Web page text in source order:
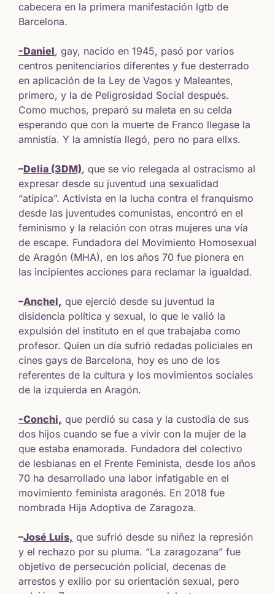
cabecera en la primera manifestación lgtb de
Barcelona.
-Daniel, gay, nacido en 1945, pasó por varios
centros penitenciarios diferentes y fue desterrado
en aplicación de la Ley de Vagos y Maleantes,
primero, y la de Peligrosidad Social después.
Como muchos, preparó su maleta en su celda
esperando que con la muerte de Franco llegase la
amnistía. Y la amnistía llegó, pero no para ellxs.
–Delia (3DM), que se vio relegada al ostracismo al
expresar desde su juventud una sexualidad
“atípica”. Activista en la lucha contra el franquismo
desde las juventudes comunistas, encontró en el
feminismo y la relación con otras mujeres una vía
de escape. Fundadora del Movimiento Homosexual
de Aragón (MHA), en los años 70 fue pionera en
las incipientes acciones para reclamar la igualdad.
–Anchel, que ejerció desde su juventud la
disidencia política y sexual, lo que le valió la
expulsión del instituto en el que trabajaba como
profesor. Quien un día sufrió redadas policiales en
cines gays de Barcelona, hoy es uno de los
referentes de la cultura y los movimientos sociales
de la izquierda en Aragón.
-Conchi, que perdió su casa y la custodia de sus
dos hijos cuando se fue a vivir con la mujer de la
que estaba enamorada. Fundadora del colectivo
de lesbianas en el Frente Feminista, desde los años
70 ha desarrollado una labor infatigable en el
movimiento feminista aragonés. En 2018 fue
nombrada Hija Adoptiva de Zaragoza.
–José Luis, que sufrió desde su niñez la represión
y el rechazo por su pluma. “La zaragozana” fue
objetivo de persecución policial, decenas de
arrestos y exilio por su orientación sexual, pero